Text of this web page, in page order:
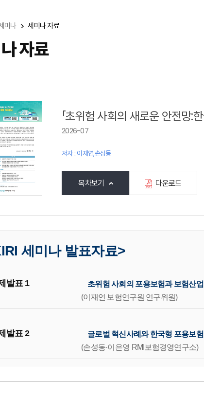
미나 세미나 자료
자료
「초위험 사회의 새로운 안전망:
2026-07
저자 : 이재연,손성동
목차보기 다운로드
세미나 발표자료>
발표 1 초위험 사회의 포용보험과 보험산
(이재연 보험연구원 연구위원)
발표 2 글로벌 혁신사례와 한국형 포용보
(손성동·이은영 RMI보험경영연구소)